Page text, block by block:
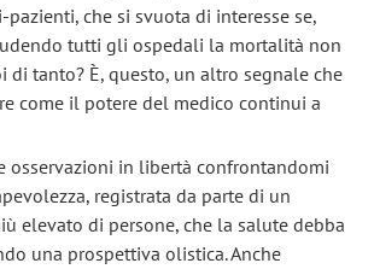
che si svuota di interesse se,
tutti gli ospedali la mortalità non
di tanto? È, questo, un altro segnale che
come il potere del medico continui a
osservazioni in libertà confrontandomi
registrata da parte di un
elevato di persone, che la salute debba
una prospettiva olistica. Anche